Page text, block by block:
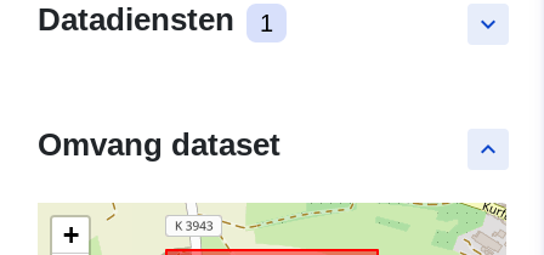
keyboard_arrow_down
Datadiensten 1
keyboard_arrow_up
Omvang dataset
+